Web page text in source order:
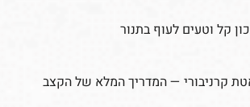
קל וטעים לעוף בתנור
קרניבורי — המדריך המלא של הקצב